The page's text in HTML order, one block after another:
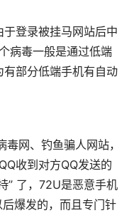
登录被挂马网站后中
病毒一般是通过低端
部分低端手机有自动
网、钓鱼骗人网站，
收到对方QQ发送的
” 了，72U是恶意手机
爆发的，而且专门针